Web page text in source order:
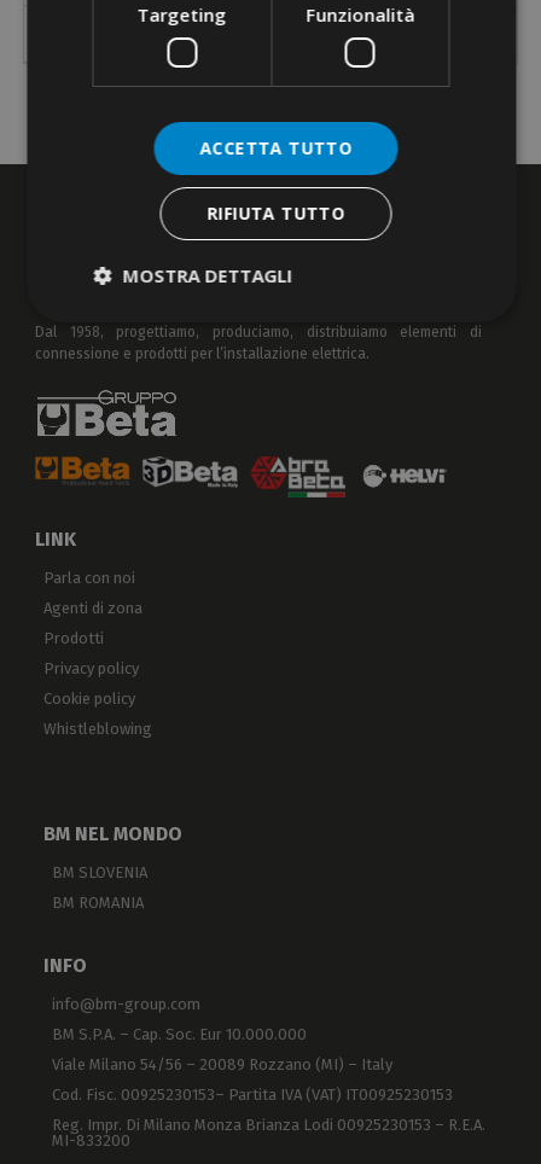
Cassetta in lamiera per 1600 con maniglie laterali
e apertura sulla parte superiore
Dal 1958, progettiamo, produciamo, distribuiamo elementi di
connessione e prodotti per l’installazione elettrica.
LINK
Parla con noi
Agenti di zona
Prodotti
Privacy policy
Cookie policy
Whistleblowing
BM NEL MONDO
BM SLOVENIA
BM ROMANIA
INFO
info@bm-group.com
BM S.P.A. – Cap. Soc. Eur 10.000.000
Viale Milano 54/56 – 20089 Rozzano (MI) – Italy
Cod. Fisc. 00925230153– Partita IVA (VAT) IT00925230153
Reg. Impr. Di Milano Monza Brianza Lodi 00925230153 – R.E.A.
MI-833200
Targeting Funzionalità
ACCETTA TUTTO
RIFIUTA TUTTO
MOSTRA DETTAGLI